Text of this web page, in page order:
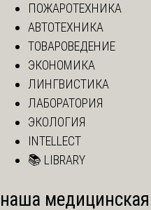
ПОЖАРОТЕХНИКА
АВТОТЕХНИКА
ТОВАРОВЕДЕНИЕ
ЭКОНОМИКА
ЛИНГВИСТИКА
ЛАБОРАТОРИЯ
ЭКОЛОГИЯ
INTELLECT
📚 LIBRARY
наша